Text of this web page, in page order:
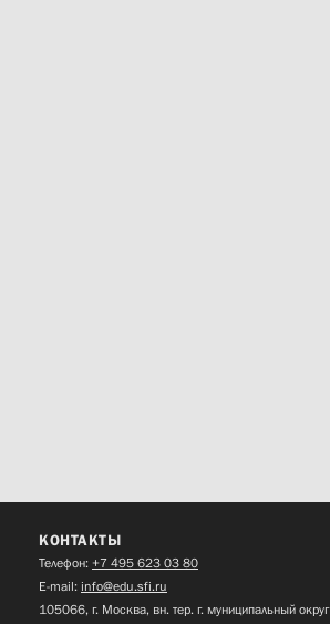
КОНТАКТЫ
Телефон: +7 495 623 03 80
E-mail: info@edu.sfi.ru
105066, г. Москва, вн. тер. г. муниципальный округ